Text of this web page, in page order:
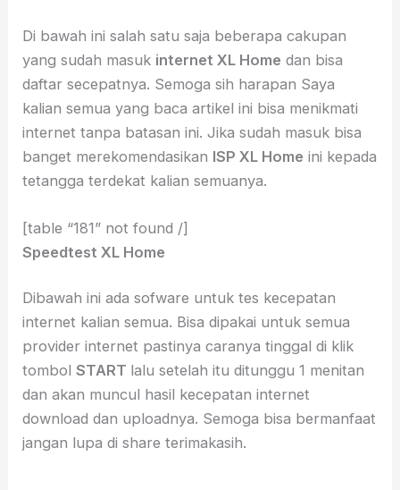
Di bawah ini salah satu saja beberapa cakupan
yang sudah masuk internet XL Home dan bisa
daftar secepatnya. Semoga sih harapan Saya
kalian semua yang baca artikel ini bisa menikmati
internet tanpa batasan ini. Jika sudah masuk bisa
banget merekomendasikan ISP XL Home ini kepada
tetangga terdekat kalian semuanya.
[table “181” not found /]
Speedtest XL Home
Dibawah ini ada sofware untuk tes kecepatan
internet kalian semua. Bisa dipakai untuk semua
provider internet pastinya caranya tinggal di klik
tombolSTART lalu setelah itu ditunggu 1 menitan
dan akan muncul hasil kecepatan internet
download dan uploadnya. Semoga bisa bermanfaat
jangan lupa di share terimakasih.